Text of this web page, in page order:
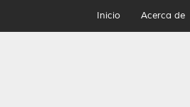
Inicio Acerca de